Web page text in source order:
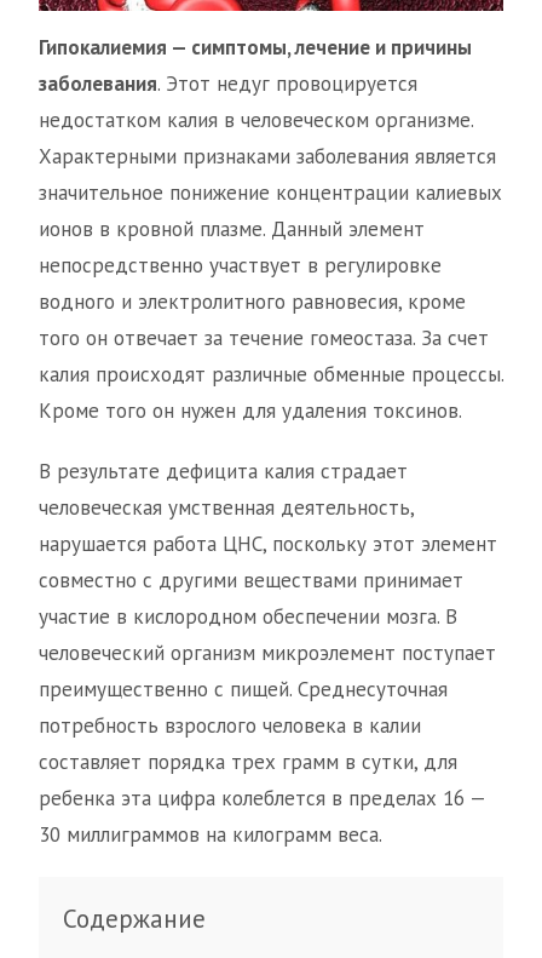
Гипокалиемия — симптомы, лечение и причины
заболевания. Этот недуг провоцируется
недостатком калия в человеческом организме.
Характерными признаками заболевания является
значительное понижение концентрации калиевых
ионов в кровной плазме. Данный элемент
непосредственно участвует в регулировке
водного и электролитного равновесия, кроме
того он отвечает за течение гомеостаза. За счет
калия происходят различные обменные процессы.
Кроме того он нужен для удаления токсинов.
В результате дефицита калия страдает
человеческая умственная деятельность,
нарушается работа ЦНС, поскольку этот элемент
совместно с другими веществами принимает
участие в кислородном обеспечении мозга. В
человеческий организм микроэлемент поступает
преимущественно с пищей. Среднесуточная
потребность взрослого человека в калии
составляет порядка трех грамм в сутки, для
ребенка эта цифра колеблется в пределах 16 —
30 миллиграммов на килограмм веса.
Содержание